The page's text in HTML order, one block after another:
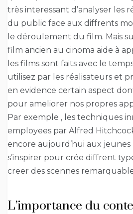
très interessant d’analyser les
du public face aux diffrents
le déroulement du film. Mais
film ancien au cinoma aide à
les films sont faits avec le
utilisez par les réalisateurs et
en evidence certain aspect
pour ameliorer nos propres
Par exemple , les techniques
employees par Alfred
encore aujourd’hui aux jeunes
s’inspirer pour crée diffrent
creer des scennes
L’importance du